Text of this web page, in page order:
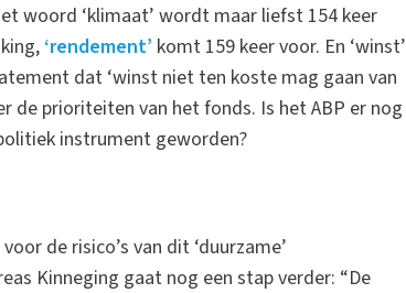
woord ‘klimaat’ wordt maar liefst 154 keer
‘rendement’ komt 159 keer voor. En ‘winst’
dat ‘winst niet ten koste mag gaan van
de prioriteiten van het fonds. Is het ABP er nog
instrument geworden?
de risico’s van dit ‘duurzame’
Kinneging gaat nog een stap verder: “De